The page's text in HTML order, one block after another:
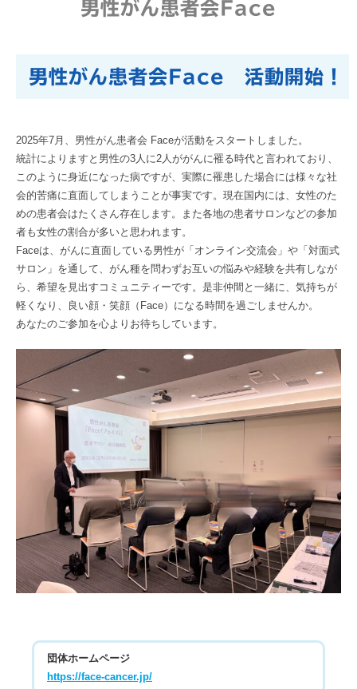
男性がん患者会Face
男性がん患者会Face 活動開始！
2025年7月、男性がん患者会 Faceが活動をスタートしました。
統計によりますと男性の3人に2人ががんに罹る時代と言われており、
このように身近になった病ですが、実際に罹患した場合には様々な社
会的苦痛に直面してしまうことが事実です。現在国内には、女性のた
めの患者会はたくさん存在します。また各地の患者サロンなどの参加
者も女性の割合が多いと思われます。
Faceは、がんに直面している男性が「オンライン交流会」や「対面式
サロン」を通して、がん種を問わずお互いの悩みや経験を共有しなが
ら、希望を見出すコミュニティーです。是非仲間と一緒に、気持ちが
軽くなり、良い顔・笑顔（Face）になる時間を過ごしませんか。
あなたのご参加を心よりお待ちしています。
団体ホームページ
https://face-cancer.jp/